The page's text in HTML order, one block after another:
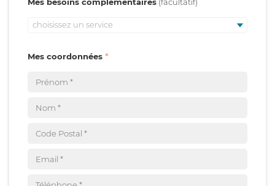
Mes besoins complémentaires
choisissez un service
Mes coordonnées